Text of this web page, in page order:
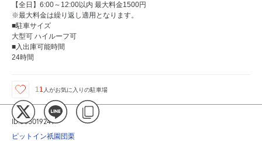
【全日】6:00～12:00以内 最大料金1500円
※最大料金は繰り返し適用となります。
■駐車サイズ
大型可 ハイルーフ可
■入出庫可能時間
24時間
11 人がお気に入りの駐車場
ID:305019241
ピットイン祇園団栗